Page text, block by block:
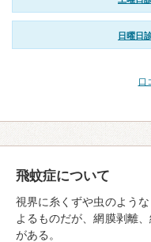
日曜日
口
飛蚊症について
視界に糸くずや虫のよう
よるものだが、網膜剥離
がある。